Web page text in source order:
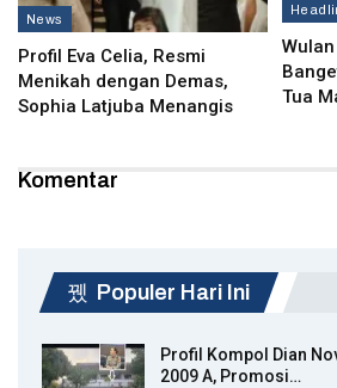
News
Profil Eva Celia, Resmi
Menikah dengan Demas,
Sophia Latjuba Menangis
Tua
Komentar
Populer Hari Ini
Profil Kompol Dian
2009 A, Promosi…